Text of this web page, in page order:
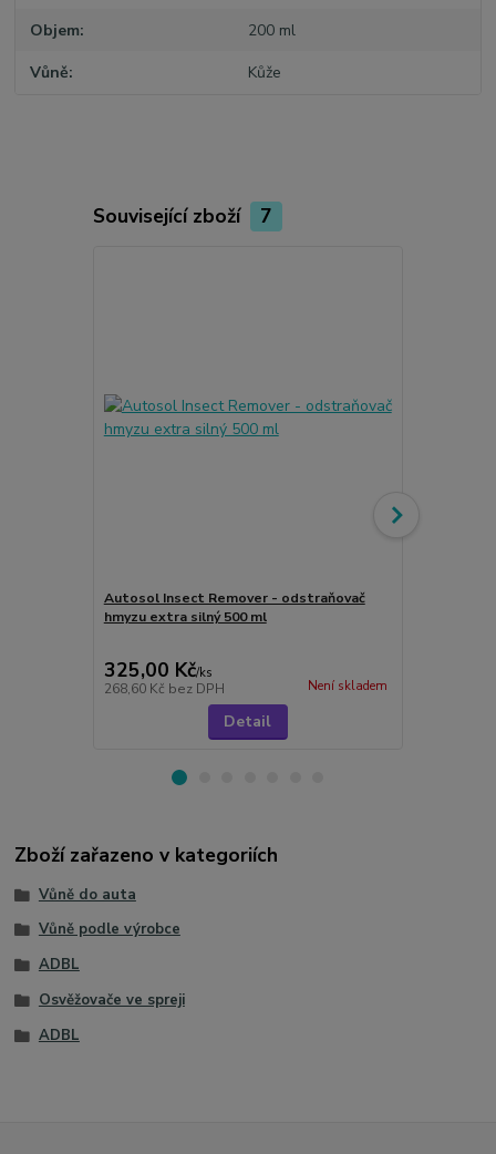
Objem 200 ml
Vůně Kůže
Související zboží 7
Autosol Insect Remover - odstraňovač
hmyzu extra silný 500 ml
325,00 Kč/ks
268,60 Kč bez DPH Není skladem
Detail
Zboží zařazeno v kategoriích
Vůně do auta
Vůně podle výrobce
ADBL
Osvěžovače ve spreji
ADBL